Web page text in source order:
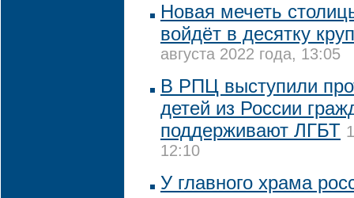
Новая мечеть
войдёт в десятку
августа 2022 года, 13:05
В РПЦ выступили
детей из России
поддерживают ЛГБТ
12:10
У главного храма